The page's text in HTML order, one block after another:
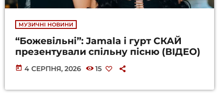
МУЗИЧНІ НОВИНИ
“Божевільні”: Jamala і гурт СКАЙ
презентували спільну пісню (ВІДЕО)
today 4 СЕРПНЯ, 2026 15